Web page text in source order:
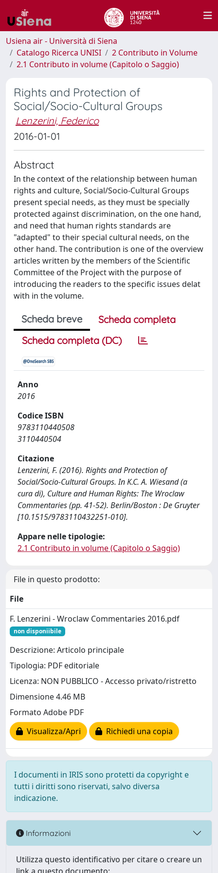
Usiena air - Università di Siena
Catalogo Ricerca UNISI
2 Contributo in Volume
2.1 Contributo in volume (Capitolo o Saggio)
Rights and Protection of
Social/Socio-Cultural Groups
Lenzerini, Federico
2016-01-01
Abstract
In the context of the relationship between human
rights and culture, Social/Socio-Cultural Groups
present special needs, as they must be specially
protected against discrimination, on the one hand,
and need that human rights standards are
"adapted" to their special cultural needs, on the
other hand. The contribution is one of the overview
articles written by the members of the Scientific
Committee of the Project with the purpose of
introducing the readers to the specific issues delat
with in the volume.
Scheda breve
Scheda completa
Scheda completa (DC)
Anno
2016
Codice ISBN
9783110440508
3110440504
Citazione
Lenzerini, F. (2016). Rights and Protection of
Social/Socio-Cultural Groups. In K.C. A. Wiesand (a
cura di), Culture and Human Rights: The Wroclaw
Commentaries (pp. 41-52). Berlin/Boston : De Gruyter
[10.1515/9783110432251-010].
Appare nelle tipologie:
2.1 Contributo in volume (Capitolo o Saggio)
File in questo prodotto:
File
F. Lenzerini - Wroclaw Commentaries 2016.pdf
non disponiibile
Descrizione: Articolo principale
Tipologia: PDF editoriale
Licenza: NON PUBBLICO - Accesso privato/ristretto
Dimensione 4.46 MB
Formato Adobe PDF
Visualizza/Apri
Richiedi una copia
I documenti in IRIS sono protetti da copyright e
tutti i diritti sono riservati, salvo diversa
indicazione.
Informazioni
Utilizza questo identificativo per citare o creare un